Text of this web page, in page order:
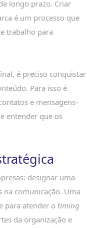
longo prazo. Criar
é um processo que
trabalho para
é preciso conquistar
Para isso é
e mensagens-
entender que os
designar uma
na comunicação. Uma
para atender o timing
da organização e